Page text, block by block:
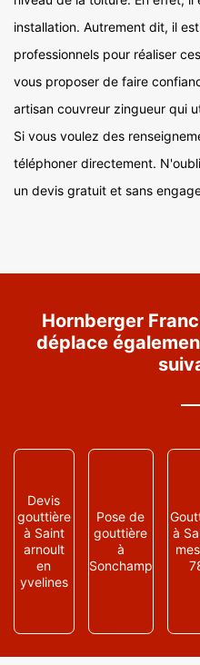
installation. Autrement dit, il
professionnels pour réaliser
vous proposer de faire
artisan couvreur zingueur qui
Si vous voulez des
téléphoner directement.
un devis gratuit et sans
Hornberger
déplace
Devis
gouttière
à Saint
arnoult
en
yvelines
Pose de
gouttière
à
Sonchamp
à